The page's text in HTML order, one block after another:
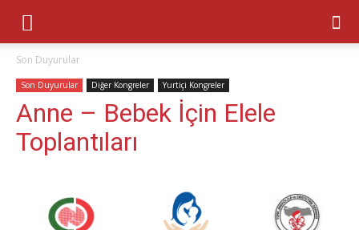
Son Duyurular
Son Duyurular Diğer Kongreler Yurtiçi Kongreler
Anne – Bebek İçin Elele
Toplantıları